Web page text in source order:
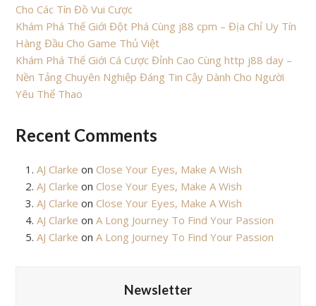
Cho Các Tín Đồ Vui Cược
Khám Phá Thế Giới Đột Phá Cùng j88 cpm – Địa Chỉ Uy Tín
Hàng Đầu Cho Game Thủ Việt
Khám Phá Thế Giới Cá Cược Đỉnh Cao Cùng http j88 day –
Nền Tảng Chuyên Nghiệp Đáng Tin Cậy Dành Cho Người
Yêu Thể Thao
Recent Comments
AJ Clarke on Close Your Eyes, Make A Wish
AJ Clarke on Close Your Eyes, Make A Wish
AJ Clarke on Close Your Eyes, Make A Wish
AJ Clarke onA Long Journey To Find Your Passion
AJ Clarke onA Long Journey To Find Your Passion
Newsletter